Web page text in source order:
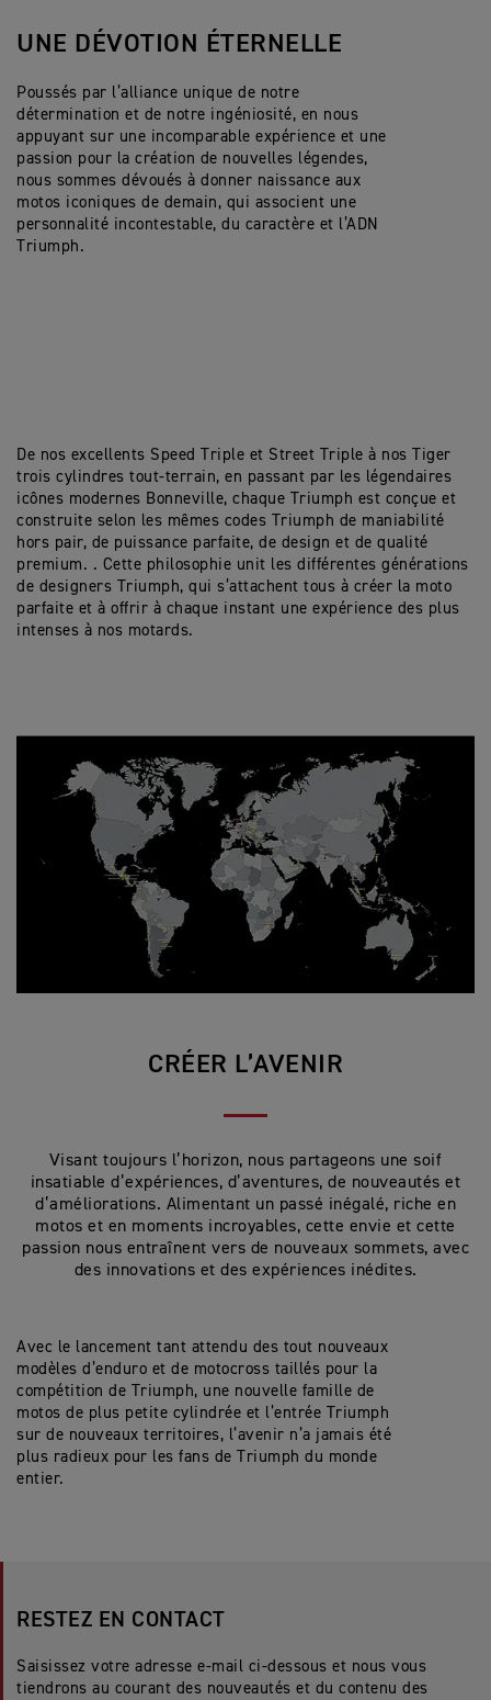
UNE DÉVOTION ÉTERNELLE
Poussés par l’alliance unique de notre
détermination et de notre ingéniosité, en nous
appuyant sur une incomparable expérience et une
passion pour la création de nouvelles légendes,
nous sommes dévoués à donner naissance aux
motos iconiques de demain, qui associent une
personnalité incontestable, du caractère et l’ADN
Triumph.
De nos excellents Speed Triple et Street Triple à nos Tiger
trois cylindres tout-terrain, en passant par les légendaires
icônes modernes Bonneville, chaque Triumph est conçue et
construite selon les mêmes codes Triumph de maniabilité
hors pair, de puissance parfaite, de design et de qualité
premium. . Cette philosophie unit les différentes générations
de designers Triumph, qui s’attachent tous à créer la moto
parfaite et à offrir à chaque instant une expérience des plus
intenses à nos motards.
CRÉER L’AVENIR
Visant toujours l’horizon, nous partageons une soif
insatiable d’expériences, d’aventures, de nouveautés et
d’améliorations. Alimentant un passé inégalé, riche en
motos et en moments incroyables, cette envie et cette
passion nous entraînent vers de nouveaux sommets, avec
des innovations et des expériences inédites.
Avec le lancement tant attendu des tout nouveaux
modèles d’enduro et de motocross taillés pour la
compétition de Triumph, une nouvelle famille de
motos de plus petite cylindrée et l’entrée Triumph
sur de nouveaux territoires, l’avenir n’a jamais été
plus radieux pour les fans de Triumph du monde
entier.
RESTEZ EN CONTACT
Saisissez votre adresse e-mail ci-dessous et nous vous
tiendrons au courant des nouveautés et du contenu des